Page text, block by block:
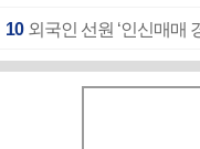
10 외국인 선원 ‘인신매매